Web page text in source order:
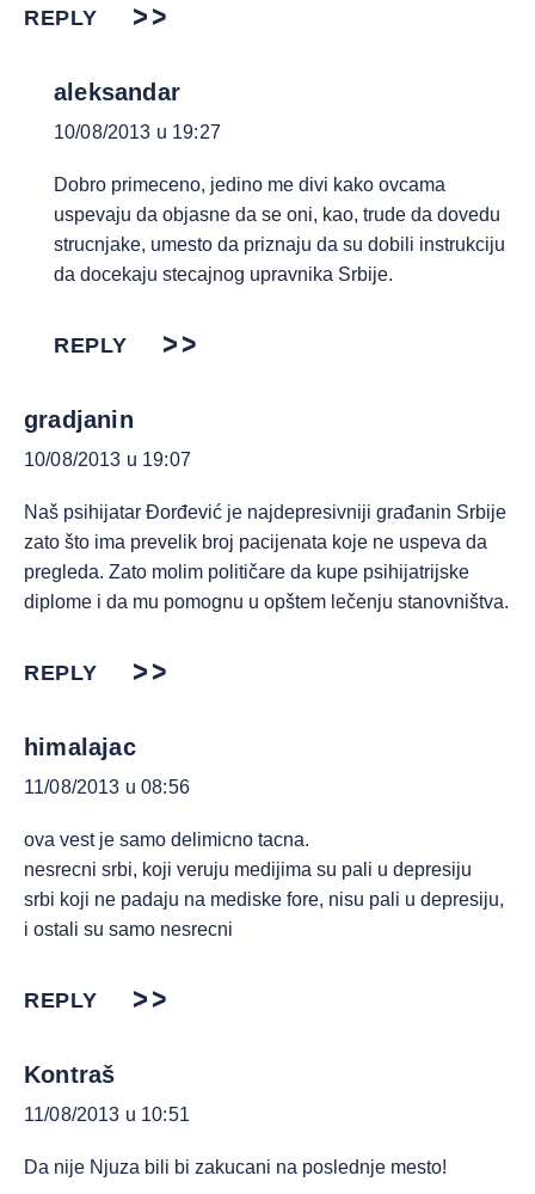
REPLY
aleksandar
10/08/2013 u 19:27
Dobro primeceno, jedino me divi kako ovcama
uspevaju da objasne da se oni, kao, trude da dovedu
strucnjake, umesto da priznaju da su dobili instrukciju
da docekaju stecajnog upravnika Srbije.
REPLY
gradjanin
10/08/2013 u 19:07
Naš psihijatar Đorđević je najdepresivniji građanin Srbije
zato što ima prevelik broj pacijenata koje ne uspeva da
pregleda. Zato molim političare da kupe psihijatrijske
diplome i da mu pomognu u opštem lečenju stanovništva.
REPLY
himalajac
11/08/2013 u 08:56
ova vest je samo delimicno tacna.
nesrecni srbi, koji veruju medijima su pali u depresiju
srbi koji ne padaju na mediske fore, nisu pali u depresiju,
i ostali su samo nesrecni
REPLY
Kontraš
11/08/2013 u 10:51
Da nije Njuza bili bi zakucani na poslednje mesto!